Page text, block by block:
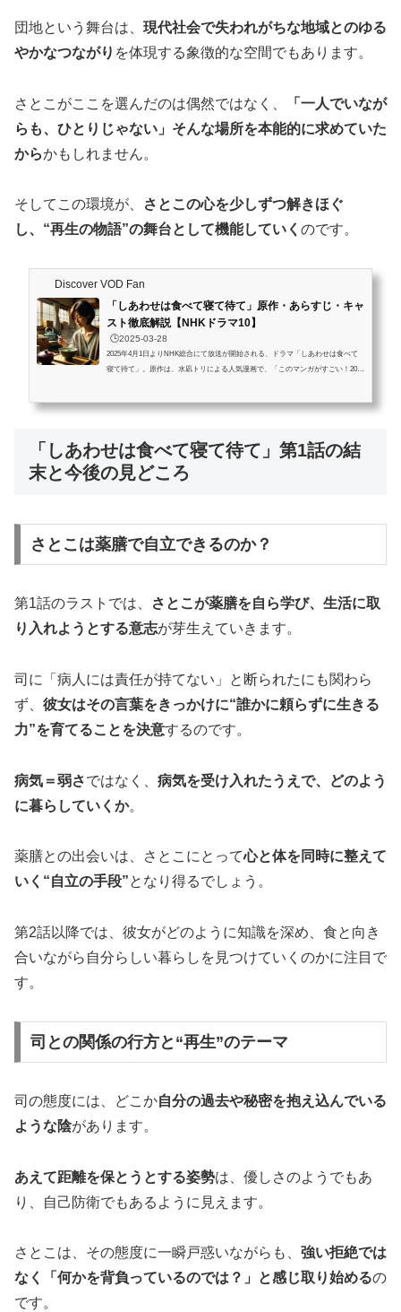
団地という舞台は、 現代社会で失われがちな地域とのゆる
やかなつながり を体現する象徴的な空間でもあります。
さとこがここを選んだのは偶然ではなく、
「一人でいなが
らも、ひとりじゃない」そんな場所を本能的に求めていた
からかもしれません。
そしてこの環境が、
さとこの心を少しずつ解きほぐ
し、“再生の物語”の舞台として機能していく のです。
Discover VOD Fan
「しあわせは食べて寝て待て」原作・あらすじ・キャ
スト徹底解説【NHKドラマ10】
🕒️2025-03-28
2025年4月1日よりNHK総合にて放送が開始される、ドラマ「しあわせは食べて
寝て待て」。原作は、水凪トリによる人気漫画で、「このマンガがすごい！202
ぷりとご紹介します。この記事を読むとわかること ドラマ「しあわせは食べ...
「しあわせは食べて寝て待て」第1話の結
末と今後の見どころ
さとこは薬膳で自立できるのか？
第1話のラストでは、
さとこが薬膳を自ら学び、生活に取
り入れようとする意志が芽生えていきます。
司に「病人には責任が持てない」と断られたにも関わら
ず、 彼女はその言葉をきっかけに“誰かに頼らずに生きる
力”を育てることを決意するのです。
病気＝弱さではなく、 病気を受け入れたうえで、どのよう
に暮らしていくか。
薬膳との出会いは、さとこにとって心と体を同時に整えて
いく“自立の手段”となり得るでしょう。
第2話以降では、彼女がどのように知識を深め、食と向き
合いながら自分らしい暮らしを見つけていくのかに注目で
す。
司との関係の行方と“再生”のテーマ
司の態度には、どこか自分の過去や秘密を抱え込んでいる
ような陰があります。
あえて距離を保とうとする姿勢は、優しさのようでもあ
り、自己防衛でもあるように見えます。
さとこは、その態度に一瞬戸惑いながらも、 強い拒絶では
なく「何かを背負っているのでは？」と感じ取り始めるの
です。